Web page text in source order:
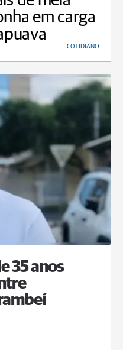
em carga
COTIDIANO
35 anos